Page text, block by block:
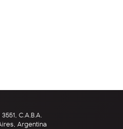
C.A.B.A.
Argentina